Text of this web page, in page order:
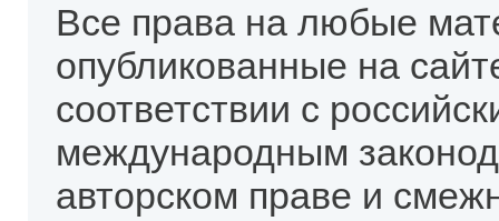
Все права на любые
опубликованные на
соответствии с
международным
авторском праве и